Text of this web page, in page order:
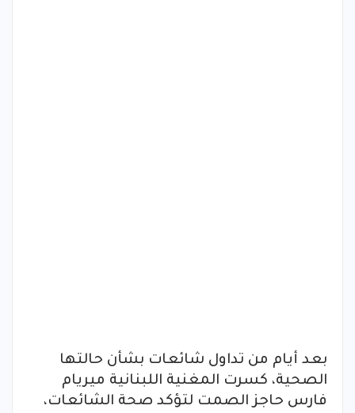
بعد أيام من تداول شائعات بشأن حالتها
الصحية، كسرت المغنية اللبنانية ميريام
فارس حاجز الصمت لتؤكد صحة الشائعات،